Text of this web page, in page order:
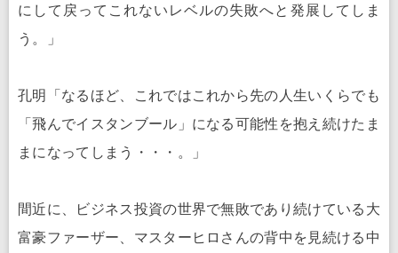
にして戻ってこれないレベルの失敗へと発展してしま
う。」
孔明「なるほど、これではこれから先の人生いくらでも
「飛んでイスタンブール」になる可能性を抱え続けたま
まになってしまう・・・。」
間近に、ビジネス投資の世界で無敗であり続けている大
富豪ファーザー、マスターヒロさんの背中を見続ける中